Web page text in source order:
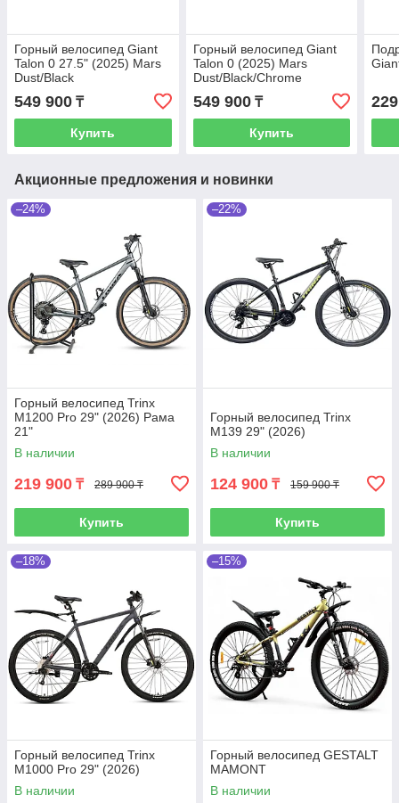
Горный велосипед Giant
Talon 0 27.5" (2025) Mars
Dust/Black
549 900 ₸
Купить
Горный велосипед Giant
Talon 0 (2025) Mars
Dust/Black/Chrome
549 900₸
Купить
Акционные предложения и новинки
–24%
Горный велосипед Trinx
M1200 Pro 29" (2026) Рама
21"
В наличии
219 900 ₸ 289 900 ₸
Купить
–22%
Горный велосипед Trinx
M139 29" (2026)
В наличии
124 900 ₸ 159 900 ₸
Купить
–18%
Горный велосипед Trinx
M1000 Pro 29" (2026)
В наличии
–15%
Горный велосипед GESTALT
MAMONT
В наличии